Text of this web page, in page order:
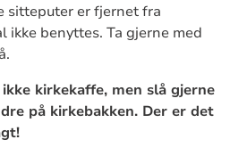
sitteputer er fjernet fra
ikke benyttes. Ta gjerne med
kirkekaffe, men slå gjerne
på kirkebakken. Der er det